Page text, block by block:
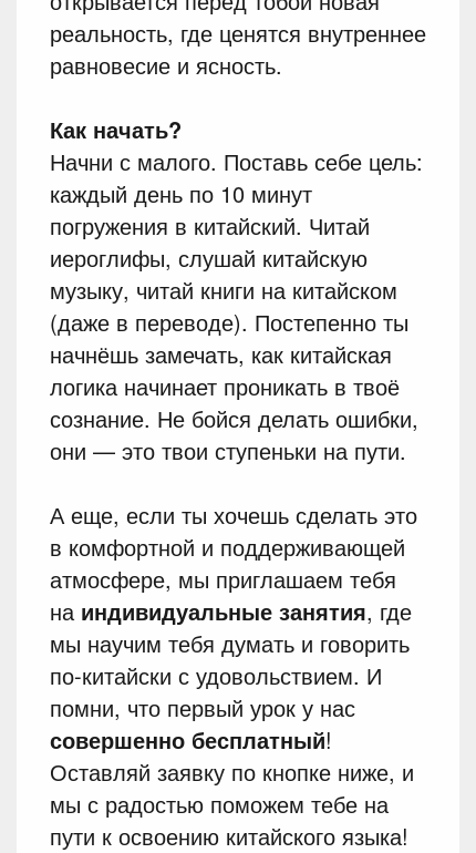
реальность, где ценятся внутреннее
равновесие и ясность.
Как начать?
Начни с малого. Поставь себе цель:
каждый день по 10 минут
погружения в китайский. Читай
иероглифы, слушай китайскую
музыку, читай книги на китайском
(даже в переводе). Постепенно ты
начнёшь замечать, как китайская
логика начинает проникать в твоё
сознание. Не бойся делать ошибки,
они — это твои ступеньки на пути.
А еще, если ты хочешь сделать это
в комфортной и поддерживающей
атмосфере, мы приглашаем тебя
на индивидуальные занятия, где
мы научим тебя думать и говорить
по-китайски с удовольствием. И
помни, что первый урок у нас
совершенно бесплатный!
Оставляй заявку по кнопке ниже, и
мы с радостью поможем тебе на
пути к освоению китайского языка!